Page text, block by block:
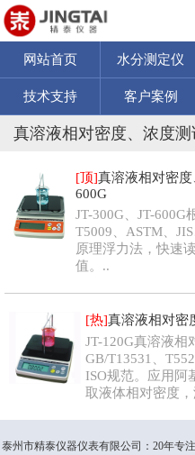
网站首页 水分测定仪
技术支持 客户案例
真溶液相对密度、浓度测
[顶]真溶液相对密度
600G
JT-300G、JT-600G
T5009、ASTM、
原理浮力法，快速
值。..
[热]真溶液相对密
JT-120G真溶液相
GB/T13531、
ISO规范。应用阿
取液体相对密度
泰州市精泰仪器仪表有限公司：20年专